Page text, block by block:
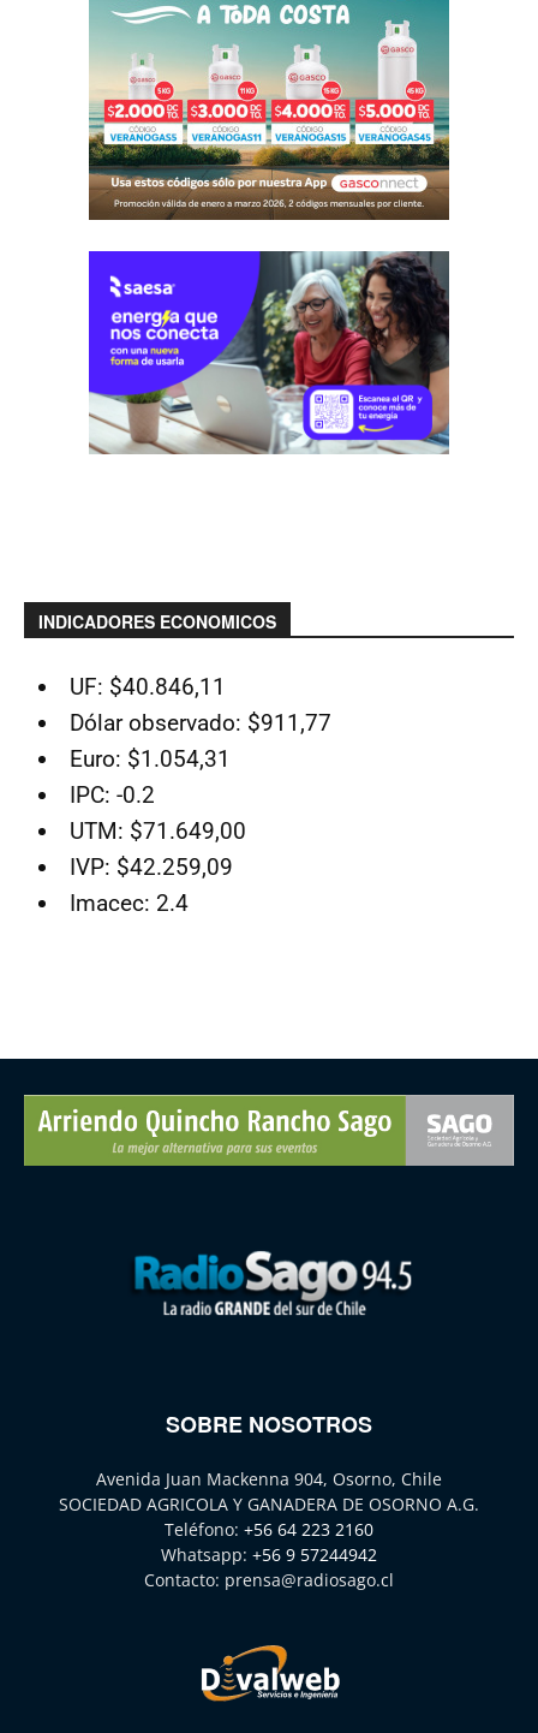
INDICADORES ECONOMICOS
UF: $40.846,11
Dólar observado: $911,77
Euro: $1.054,31
IPC: -0.2
UTM: $71.649,00
IVP: $42.259,09
Imacec: 2.4
SOBRE NOSOTROS
Avenida Juan Mackenna 904, Osorno, Chile
SOCIEDAD AGRICOLA Y GANADERA DE OSORNO A.G.
Teléfono: +56 64 223 2160
Whatsapp: +56 9 57244942
Contacto: prensa@radiosago.cl